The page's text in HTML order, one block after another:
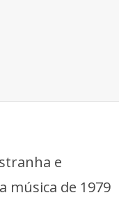
e
música de 1979